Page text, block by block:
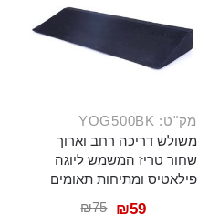
מק"ט: YOG500BK
משולש דריכה רחב וארוך
שחור טריז המשמש ליוגה
פילאטיס ומתיחות תאומים
₪75 ₪59